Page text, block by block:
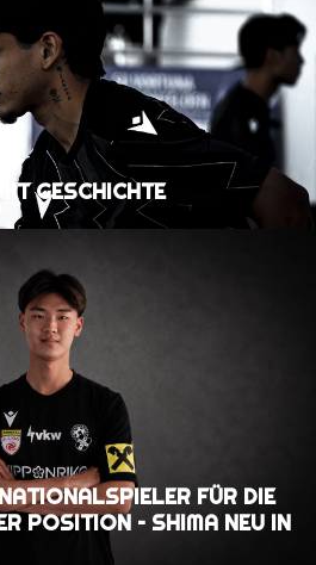
GESCHICHTE
FÜR DIE
POSITION – SHIMA NEU IN B